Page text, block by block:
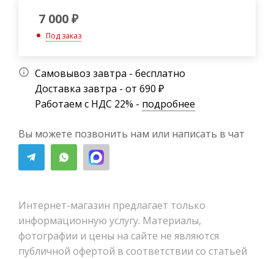
7 000₽
Под заказ
Самовывоз завтра - бесплатно
Доставка завтра - от 690 ₽
Работаем с НДС 22% - подробнее
Вы можете позвонить нам или написать в чат
Интернет-магазин предлагает только
информационную услугу. Материалы,
фотографии и цены на сайте не являются
публичной офертой в соответствии со статьей